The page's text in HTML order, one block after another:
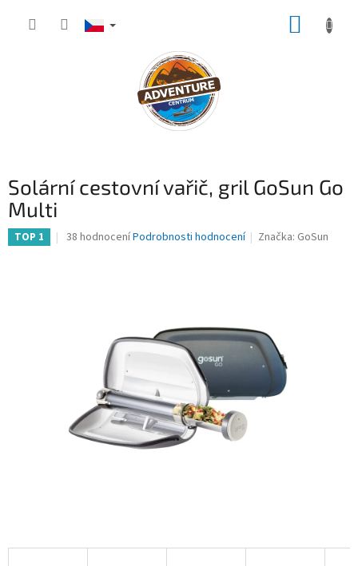
Solární cestovní vařič, gril GoSun Go
Multi
TOP 1
Průměrné
hvězdiček.
38 hodnoceníPodrobnosti hodnocení Značka: GoSun